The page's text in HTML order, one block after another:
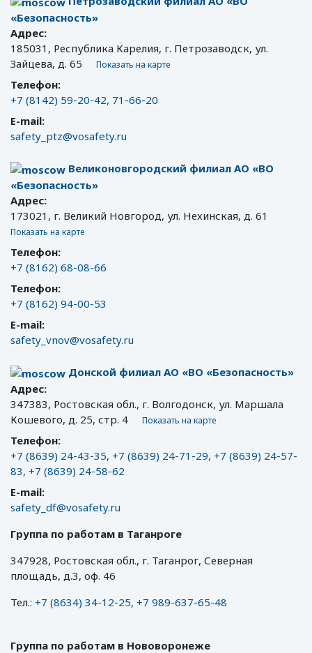
«Безопасность»
Адрес:
185031, Республика Карелия, г. Петрозаводск, ул.
Зайцева, д. 65
Показать на карте
Телефон:
+7 (8142) 59-20-42, 71-66-20
E-mail:
safety_ptz@vosafety.ru
Великоновгородский филиал АО «ВО
«Безопасность»
Адрес:
173021, г. Великий Новгород, ул. Нехинская, д. 61
Показать на карте
Телефон:
+7 (8162) 68-08-66
Телефон:
+7 (8162) 94-00-53
E-mail:
safety_vnov@vosafety.ru
Донской филиал АО «ВО «Безопасность»
Адрес:
347383, Ростовская обл., г. Волгодонск, ул. Маршала
Кошевого, д. 25, стр. 4
Показать на карте
Телефон:
+7 (8639) 24-43-35, +7 (8639) 24-71-29, +7 (8639) 24-57-
83, +7 (8639) 24-58-62
E-mail:
safety_df@vosafety.ru
Группа по работам в Таганроге
347928, Ростовская обл., г. Таганрог, Северная
площадь, д.3, оф. 46
Тел.: +7 (8634) 34-12-25, +7 989-637-65-48
Группа по работам в Нововоронеже